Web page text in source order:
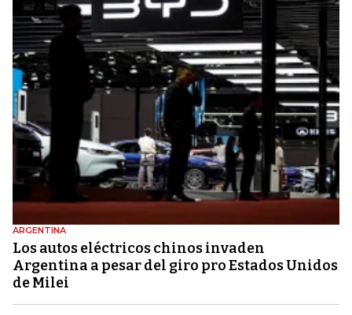
ARGENTINA
Los autos eléctricos chinos invaden
Argentina a pesar del giro pro Estados Unidos
de Milei